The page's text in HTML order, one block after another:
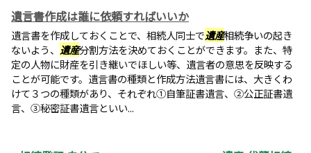
遺言書作成は誰に依頼すればいいか
遺言書を作成しておくことで、相続人同士で遺産相続争いの起き
ないよう、 遺産分割方法を決めておくことができます。また、特
定の人物に財産を引き継いでほしい等、遺言者の意思を反映する
ことが可能です。遺言書の種類と作成方法遺言書には、大きくわ
けて３つの種類があり、それぞれ①自筆証書遺言、②公正証書遺
言、③秘密証書遺言といい...